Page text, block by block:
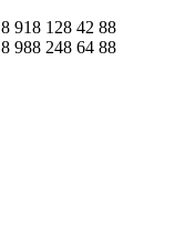
8 918 128 42 88
8 988 248 64 88